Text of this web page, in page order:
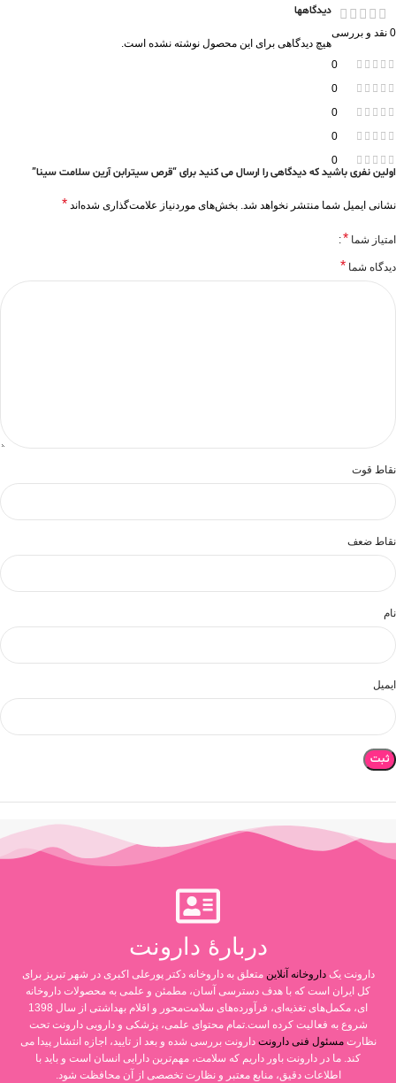
0 نقد و بررسی
0
0
0
0
0
دیدگاهها
هیچ دیدگاهی برای این محصول نوشته نشده است.
اولین نفری باشید که دیدگاهی را ارسال می کنید برای “قرص سیترابن آرین سلامت سینا”
نشانی ایمیل شما منتشر نخواهد شد. بخش‌های موردنیاز علامت‌گذاری شده‌اند *
امتیاز شما *
دیدگاه شما *
نقاط قوت
نقاط ضعف
نام
ایمیل
دربارۀ دارونت
دارونت یکداروخانه آنلاین متعلق به داروخانه دکتر پورعلی اکبری در شهر تبریز برای
کل ایران است که با هدف دسترسی آسان، مطمئن و علمی به محصولات داروخانه
ای، مکمل‌های تغذیه‌ای، فرآورده‌های سلامت‌محور و اقلام بهداشتی از سال 1398
شروع به فعالیت کرده است.تمام محتوای علمی، پزشکی و دارویی دارونت تحت
نظارتمسئول فنی دارونت دارونت بررسی شده و بعد از تایید، اجازه انتشار پیدا می
کند. ما در دارونت باور داریم که سلامت، مهم‌ترین دارایی انسان است و باید با
اطلاعات دقیق، منابع معتبر و نظارت تخصصی از آن محافظت شود.